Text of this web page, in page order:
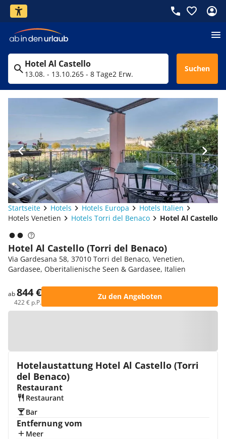
Hotel Al Castello
13.08. - 13.10.265 - 8 Tage2 Erw.
Suchen
Startseite Hotels Hotels Europa
Hotels Italien
Hotels Venetien
Hotels Torri del Benaco Hotel Al Castello
Hotel Al Castello (Torri del Benaco)
Via Gardesana 58, 37010 Torri del Benaco, Venetien,
Gardasee, Oberitalienische Seen & Gardasee, Italien
ab844 €
422 € p.P.
Zu den Angeboten
Hotelaustattung Hotel Al Castello (Torri
del Benaco)
Restaurant
Restaurant
Bar
Entfernung vom
Meer